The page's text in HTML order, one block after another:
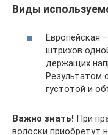
Виды
Европейская
штрихов
держащих
Результатом
густотой и
Важно знать! При
волоски приобретут